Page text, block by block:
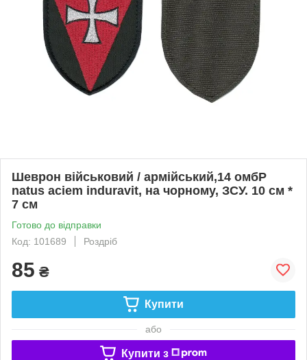
Шеврон військовий / армійський,14 омбР
natus aciem induravit, на чорному, ЗСУ. 10 см *
7 см
Готово до відправки
Код: 101689
Роздріб
85 ₴
Купити
або
Купити з